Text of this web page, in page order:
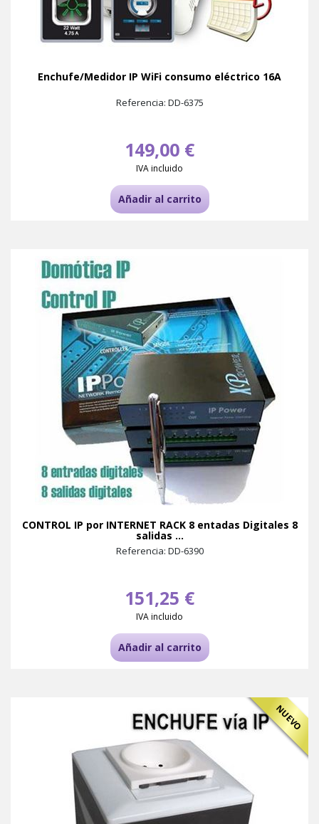
Enchufe/Medidor IP WiFi consumo eléctrico 16A
Referencia: DD-6375
149,00 €
IVA incluido
Añadir al carrito
CONTROL IP por INTERNET RACK 8 entadas Digitales 8
salidas ...
Referencia: DD-6390
151,25 €
IVA incluido
Añadir al carrito
NUEVO